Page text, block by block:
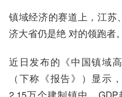
镇域经济的赛道上，江苏
济大省仍是绝 对的领跑者。
近日发布的《中国镇域
（下称《报告》）显示